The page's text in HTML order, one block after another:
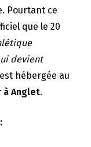
Pourtant ce
que le 20
devient
hébergée au
à Anglet.